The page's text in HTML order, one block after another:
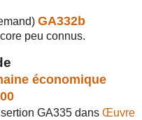
GA332b
peu connus.
économique
GA335 dans Œuvre